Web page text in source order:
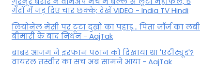
गेंदों में जड़ दिए चार छक्के; देखें VIDEO - India TV Hindi
लियोनेल मेसी पर टूटा दुखों का पहाड़... पिता जॉर्ज का लंबी
बीमारी के बाद निधन - AajTak
बाबर आजम ने इरफान पठान को दिखाया था 'एटीट्यूड'?
वायरल तस्वीर का सच अब सामने आया - AajTak